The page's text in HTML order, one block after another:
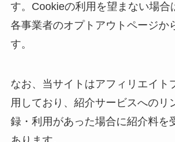
す。Cookieの利用を望まない場合
各事業者のオプトアウトページか
す。
なお、当サイトはアフィリエイト
用しており、紹介サービスへのリ
録・利用があった場合に紹介料を